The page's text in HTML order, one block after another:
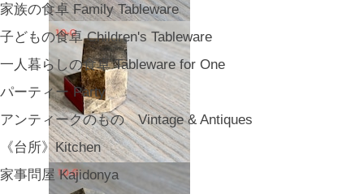
家族の食卓 Family Tableware
子どもの食卓 Children's Tableware
一人暮らしの食卓 Tableware for One
パーティー Party
アンティークのもの Vintage & Antiques
《台所》Kitchen
家事問屋 Kajidonya